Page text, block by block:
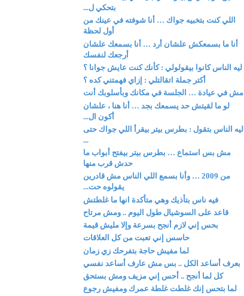
بتحكي ل...
اللي كنت بتخبيه جواك … أنا شوفته في عينك من
أول لحظة
أنا ما بسمعكش علشان أرد … أنا بسمعك علشان
أرجعك لنفسك
ليه الناس كانوا بيقولولي : كأنك كنت عايش جوانا ؟
أكتر جملة اتقالتلي : إزاي فهمتني كده ؟
مش في عيادة … الجلسة في مكانك وبأسلوبك أنت
لو ما لقيتش حد يسمعك بجد … أنا هنا ، علشان
أكون ال...
ليه الناس بتقول : بطرس بيتر بيقرأ اللي جواك حتى
...
مش بس استماع … بطرس بيتر بيفتح أبواب ما
حدش قرب منها
من 2009 … وأنا بسمع اللي الناس مش قادرين
يقولوه حت...
فيه ناس بتأذيك وهي متأكدة انها ما غلطتش
قاعد على السوشيال طول اليوم .. ومش مرتاح
بحس إني لازم أنجح بسرعة وإلا مليش قيمة
حاسس إني تعبت من كل العلاقات
لما مفيش حاجة بتفرحك زي زمان
بعرف أساعد الكل .. بس مش عارف أساعد نفسي
كل لما أنجح .. أحس إني مزيف ومش بستحق
لما بتحس إنك غلطت غلطة عمرك ومفيش رجوع